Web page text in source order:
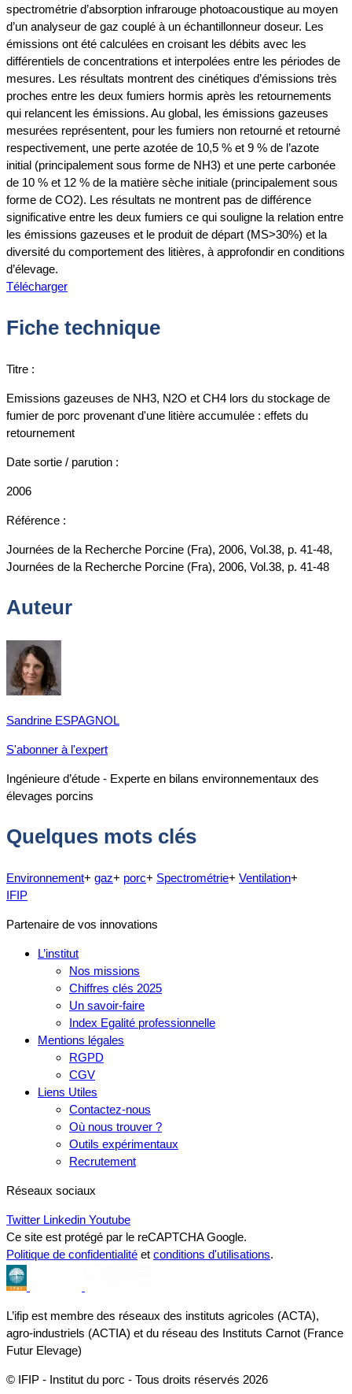
spectrométrie d’absorption infrarouge photoacoustique au moyen
d’un analyseur de gaz couplé à un échantillonneur doseur. Les
émissions ont été calculées en croisant les débits avec les
différentiels de concentrations et interpolées entre les périodes de
mesures. Les résultats montrent des cinétiques d’émissions très
proches entre les deux fumiers hormis après les retournements
qui relancent les émissions. Au global, les émissions gazeuses
mesurées représentent, pour les fumiers non retourné et retourné
respectivement, une perte azotée de 10,5 % et 9 % de l’azote
initial (principalement sous forme de NH3) et une perte carbonée
de 10 % et 12 % de la matière sèche initiale (principalement sous
forme de CO2). Les résultats ne montrent pas de différence
significative entre les deux fumiers ce qui souligne la relation entre
les émissions gazeuses et le produit de départ (MS>30%) et la
diversité du comportement des litières, à approfondir en conditions
d’élevage.
Télécharger
Fiche technique
Titre :
Emissions gazeuses de NH3, N2O et CH4 lors du stockage de
fumier de porc provenant d'une litière accumulée : effets du
retournement
Date sortie / parution :
2006
Référence :
Journées de la Recherche Porcine (Fra), 2006, Vol.38, p. 41-48,
Journées de la Recherche Porcine (Fra), 2006, Vol.38, p. 41-48
Auteur
Sandrine ESPAGNOL
S'abonner à l'expert
Ingénieure d’étude - Experte en bilans environnementaux des
élevages porcins
Quelques mots clés
Environnement+ gaz+ porc+ Spectrométrie+ Ventilation+
IFIP
Partenaire de vos innovations
L’institut
Nos missions
Chiffres clés 2025
Un savoir-faire
Index Egalité professionnelle
Mentions légales
RGPD
CGV
Liens Utiles
Contactez-nous
Où nous trouver ?
Outils expérimentaux
Recrutement
Réseaux sociaux
Twitter Linkedin Youtube
Ce site est protégé par le reCAPTCHA Google.
Politique de confidentialité et conditions d'utilisations.
L’ifip est membre des réseaux des instituts agricoles (ACTA),
agro-industriels (ACTIA) et du réseau des Instituts Carnot (France
Futur Elevage)
© IFIP - Institut du porc - Tous droits réservés 2026